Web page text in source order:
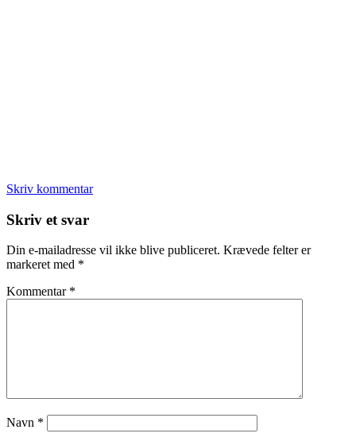
Skriv kommentar
Læserinteraktioner
Skriv et svar
Din e-mailadresse vil ikke blive publiceret. Krævede felter er
markeret med *
Kommentar *
Navn *